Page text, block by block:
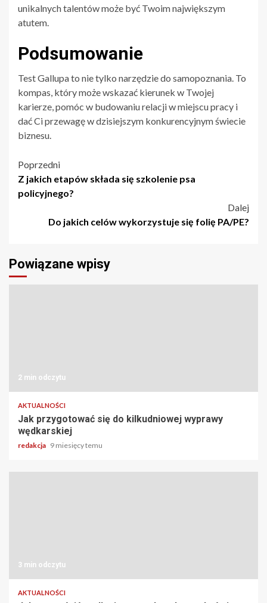
unikalnych talentów może być Twoim największym
atutem.
Podsumowanie
Test Gallupa to nie tylko narzędzie do samopoznania. To
kompas, który może wskazać kierunek w Twojej
karierze, pomóc w budowaniu relacji w miejscu pracy i
dać Ci przewagę w dzisiejszym konkurencyjnym świecie
biznesu.
Nawigacja
wpisu
Poprzedni
Z jakich etapów składa się szkolenie psa
policyjnego?
Dalej
Do jakich celów wykorzystuje się folię PA/PE?
Powiązane wpisy
2 min odczytu
AKTUALNOŚCI
Jak przygotować się do kilkudniowej wyprawy
wędkarskiej
redakcja 9 miesięcy temu
3 min odczytu
AKTUALNOŚCI